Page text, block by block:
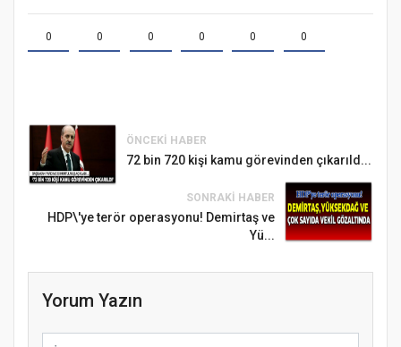
0 0 0 0 0 0
ÖNCEKI HABER
72 bin 720 kişi kamu görevinden çıkarıld...
SONRAKI HABER
HDP\'ye terör operasyonu! Demirtaş ve
Yü...
Yorum Yazın
Samsun Atakum’da Ayasofya Camii